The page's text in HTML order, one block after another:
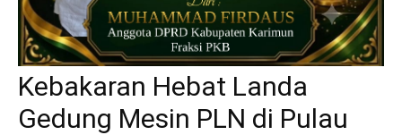
Kebakaran Hebat Landa
Gedung Mesin PLN di Pulau